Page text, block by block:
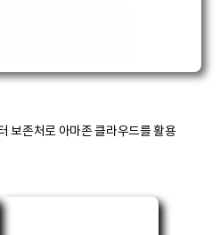
보존처로 아마존 클라우드를 활용